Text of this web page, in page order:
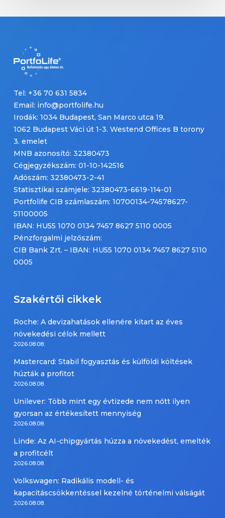
Tel: +36 70 631 5834
Email: info@portfolife.hu
Irodák: 1034 Budapest, San Marco utca 19.
1062 Budapest Váci út 1-3. Westend Offices B torony
3. emelet
MNB azonosító: 32380473
Cégjegyzékszám: 01-10-142516
Adószám: 32380473-2-41
Statisztikai számjele: 32380473-6619-114-01
Portfolife CIB számlaszám: 10700134-74578627-
51100005
IBAN: HU55 1070 0134 7457 8627 5110 0005
Pénzforgalmi jelzőszám:
CIB Bank Zrt. – IBAN: HU55 1070 0134 7457 8627 5110
0005
Szakértői cikkek
Roche: A devizahatások ellenére kitart az éves
növekedési célok mellett
2026.08.08.
Mastercard: Stabil fogyasztás és külföldi költések
húzták a profitot
2026.08.08.
Unilever: Több mint egy évtizede nem nőtt ilyen
gyorsan az értékesített mennyiség
2026.08.08.
Linde: Az AI-chipgyártás húzza a növekedést, emelték
a profitcélt
2026.08.08.
Volkswagen: Radikális modell- és
kapacitáscsökkentéssel kezelné történelmi válságát
2026.08.08.